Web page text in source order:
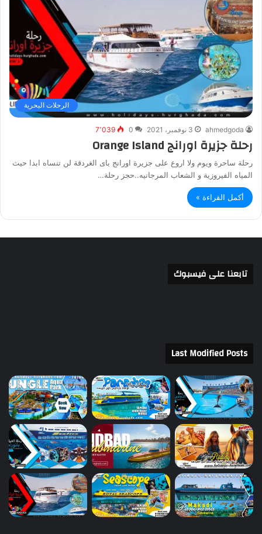
الرحلات البحرية
ahmedgoda 3 نوفمبر، 2021 0 7٬039
رحلة جزيرة اورانج Orange Island
رحلة ساحرة ويوم ولا اروع على جزيرة اورانج باى الغردقة لن تنساه ابدا حيث
المياه الفيروزية و الشعاب المرجانيه..حجز رحلة…
أكمل القراءة »
تابعنا على فيسبوك
Last Modified Posts